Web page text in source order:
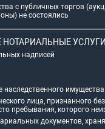
с публичных торгов
не состоялись
НОТАРИАЛЬНЫЕ УСЛУГИ
надписей
наследственного имущества
лица, признанного без
пребывания, которого
документов,